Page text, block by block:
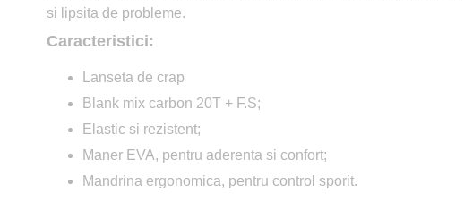
si lipsita de probleme.
Caracteristici:
Lanseta de crap
Blank mix carbon 20T + F.S;
Elastic si rezistent;
Maner EVA, pentru aderenta si confort;
Mandrina ergonomica, pentru control sporit.